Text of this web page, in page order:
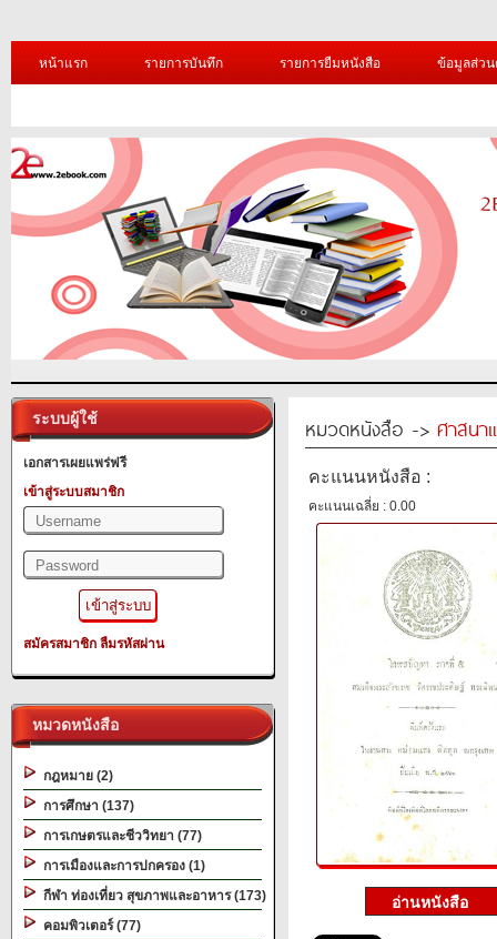
หน้าแรก รายการบันทึก รายการยืมหนังสือ ข้อมูลส่ว
ระบบผู้ใช้
เอกสารเผยแพร่ฟรี
เข้าสู่ระบบสมาชิก
สมัครสมาชิก ลืมรหัสผ่าน
หมวดหนังสือ
กฎหมาย (2)
การศึกษา (137)
การเกษตรและชีววิทยา (77)
การเมืองและการปกครอง (1)
กีฬา ท่องเที่ยว สุขภาพและอาหาร (173)
คอมพิวเตอร์ (77)
หมวดหนังสือ -> ศาสนา
คะแนนหนังสือ :
คะแนนเฉลี่ย : 0.00